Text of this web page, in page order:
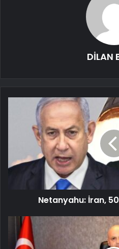
DİLAN
Netanyahu: İran,